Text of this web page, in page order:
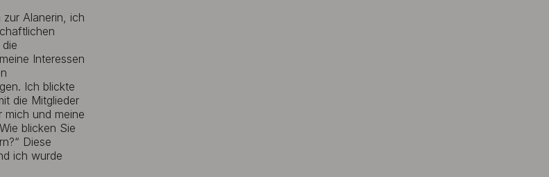
Alanerin, ich
Interessen
Ich blickte
die Mitglieder
und meine
blicken Sie
Diese
ich wurde